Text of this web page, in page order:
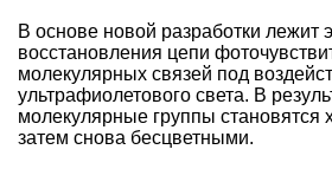
В основе новой разработки лежит
восстановления цепи
молекулярных связей под
ультрафиолетового света. В
молекулярные группы становятся
затем снова бесцветными.